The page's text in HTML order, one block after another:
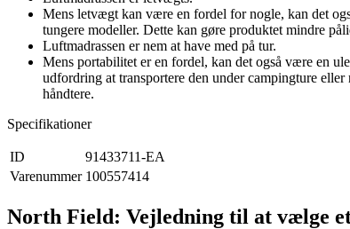
Mens letvægt kan være en fordel for nogle, kan det
tungere modeller. Dette kan gøre produktet mindre
Luftmadrassen er nem at have med på tur.
Mens portabilitet er en fordel, kan det også være en
udfordring at transportere den under campingture
håndtere.
Specifikationer
ID
91433711-EA
Varenummer 100557414
North Field: Vejledning til at vælge